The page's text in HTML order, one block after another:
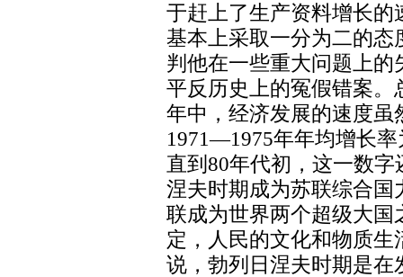
于赶上了生产资料增长的
基本上采取一分为二的
判他在一些重大问题上的
平反历史上的冤假错案。
年中，经济发展的速度
1971—1975年年均增长
直到80年代初，这一数
涅夫时期成为苏联综合
联成为世界两个超级大
定，人民的文化和物质
说，勃列日涅夫时期是